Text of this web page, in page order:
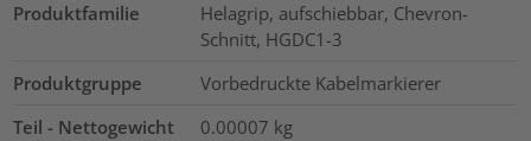
Produktfamilie
Helagrip, aufschiebbar, Chevron-
Schnitt, HGDC1-3
Produktgruppe
Vorbedruckte Kabelmarkierer
Teil - Nettogewicht
0.00007 kg